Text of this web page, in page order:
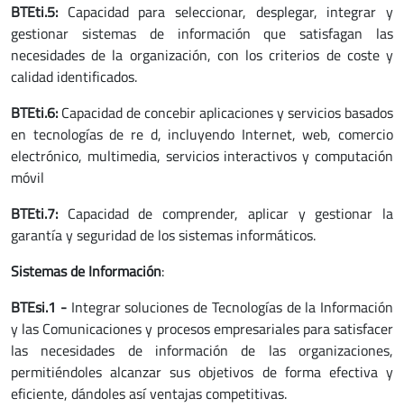
BTEti.5: Capacidad para seleccionar, desplegar, integrar y
gestionar sistemas de información que satisfagan las
necesidades de la organización, con los criterios de coste y
calidad identificados.
BTEti.6: Capacidad de concebir aplicaciones y servicios basados
en tecnologías de re d, incluyendo Internet, web, comercio
electrónico, multimedia, servicios interactivos y computación
móvil
BTEti.7: Capacidad de comprender, aplicar y gestionar la
garantía y seguridad de los sistemas informáticos.
Sistemas de Información:
BTEsi.1 -Integrar soluciones de Tecnologías de la Información
y las Comunicaciones y procesos empresariales para satisfacer
las necesidades de información de las organizaciones,
permitiéndoles alcanzar sus objetivos de forma efectiva y
eficiente, dándoles así ventajas competitivas.